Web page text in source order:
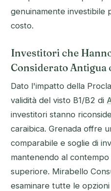
genuinamente investibile
costo.
Investitori che
Considerato Antigua
Dato l'impatto della
validità del visto B1/B2 di
investitori stanno
caraibica. Grenada offre
comparabile e soglie di
mantenendo al
superiore. Mirabello
esaminare tutte le